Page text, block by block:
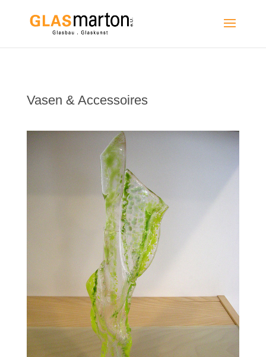
Vasen & Accessoires